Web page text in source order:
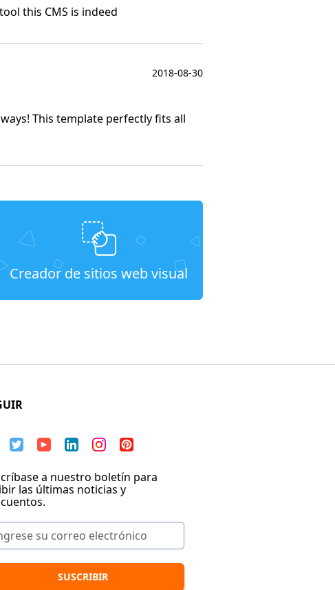
this CMS is indeed
2018-08-30
This template perfectly fits all
Creador de sitios web visual
a nuestro boletín para
las últimas noticias y